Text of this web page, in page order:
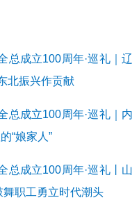
总成立100周年·巡礼｜辽
北振兴作贡献
总成立100周年·巡礼｜内
“娘家人”
总成立100周年·巡礼丨山
职工勇立时代潮头